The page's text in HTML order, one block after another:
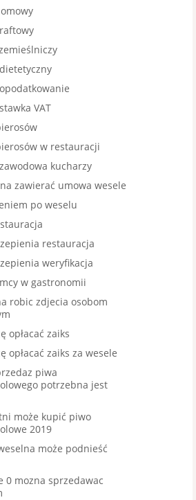
VAT
w restauracji
kucharzy
zawierać umowa wesele
po weselu
restauracja
weryfikacja
w gastronomii
robic zdjecia osobom
opłacać zaiks
opłacać zaiks za wesele
piwa
potrzebna jest
może kupić piwo
2019
może podnieść
0 mozna sprzedawac